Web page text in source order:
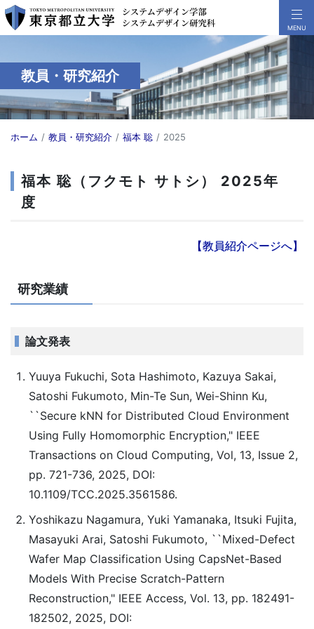
教員・研究紹介
ホーム 教員・研究紹介 福本 聡 2025
福本 聡（フクモト サトシ） 2025年
度
【教員紹介ページへ】
研究業績
論文発表
Yuuya Fukuchi, Sota Hashimoto, Kazuya Sakai,
Satoshi Fukumoto, Min-Te Sun, Wei-Shinn Ku,
``Secure kNN for Distributed Cloud Environment
Using Fully Homomorphic Encryption," IEEE
Transactions on Cloud Computing, Vol, 13, Issue 2,
pp. 721-736, 2025, DOI:
10.1109/TCC.2025.3561586.
Yoshikazu Nagamura, Yuki Yamanaka, Itsuki Fujita,
Masayuki Arai, Satoshi Fukumoto, ``Mixed-Defect
Wafer Map Classification Using CapsNet-Based
Models With Precise Scratch-Pattern
Reconstruction," IEEE Access, Vol. 13, pp. 182491-
182502, 2025, DOI: